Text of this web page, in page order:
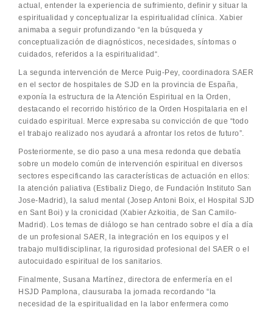
actual, entender la experiencia de sufrimiento, definir y situar la
espiritualidad y conceptualizar la espiritualidad clínica. Xabier
animaba a seguir profundizando “en la búsqueda y
conceptualización de diagnósticos, necesidades, síntomas o
cuidados, referidos a la espiritualidad“.
La segunda intervención de Merce Puig-Pey, coordinadora SAER
en el sector de hospitales de SJD en la provincia de España,
exponía la estructura de la Atención Espiritual en la Orden,
destacando el recorrido histórico de la Orden Hospitalaria en el
cuidado espiritual. Merce expresaba su convicción de que “todo
el trabajo realizado nos ayudará a afrontar los retos de futuro”.
Posteriormente, se dio paso a una mesa redonda que debatía
sobre un modelo común de intervención espiritual en diversos
sectores especificando las características de actuación en ellos:
la atención paliativa (Estibaliz Diego, de Fundación Instituto San
Jose-Madrid), la salud mental (Josep Antoni Boix, el Hospital SJD
en Sant Boi) y la cronicidad (Xabier Azkoitia, de San Camilo-
Madrid). Los temas de diálogo se han centrado sobre el día a día
de un profesional SAER, la integración en los equipos y el
trabajo multidisciplinar, la rigurosidad profesional del SAER o el
autocuidado espiritual de los sanitarios.
Finalmente, Susana Martínez, directora de enfermería en el
HSJD Pamplona, clausuraba la jornada recordando “la
necesidad de la espiritualidad en la labor enfermera como